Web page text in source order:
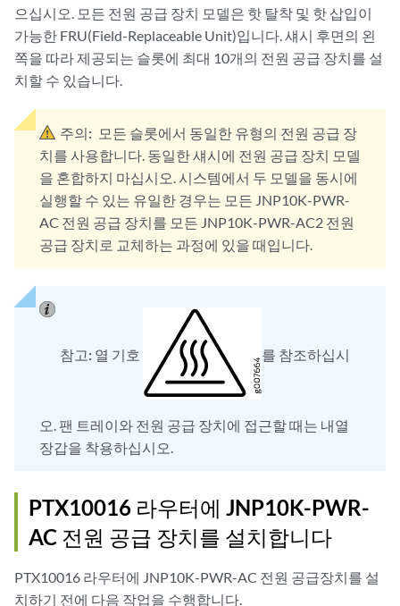
으십시오. 모든 전원 공급 장치 모델은 핫 탈착 및 핫 삽입이
가능한 FRU(Field-Replaceable Unit)입니다. 섀시 후면의 왼
쪽을 따라 제공되는 슬롯에 최대 10개의 전원 공급 장치를 설
치할 수 있습니다.
주의: 모든 슬롯에서 동일한 유형의 전원 공급 장
치를 사용합니다. 동일한 섀시에 전원 공급 장치 모델
을 혼합하지 마십시오. 시스템에서 두 모델을 동시에
실행할 수 있는 유일한 경우는 모든 JNP10K-PWR-
AC 전원 공급 장치를 모든 JNP10K-PWR-AC2 전원
공급 장치로 교체하는 과정에 있을 때입니다.
참고: 열 기호 를 참조하십시
오. 팬 트레이와 전원 공급 장치에 접근할 때는 내열
장갑을 착용하십시오.
PTX10016 라우터에 JNP10K-PWR-
AC 전원 공급 장치를 설치합니다
PTX10016 라우터에 JNP10K-PWR-AC 전원 공급장치를 설
치하기 전에 다음 작업을 수행합니다.